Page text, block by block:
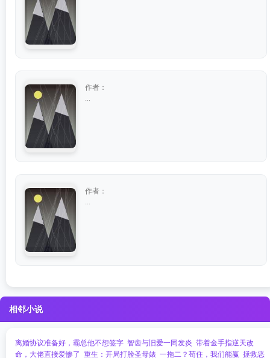
作者：
作者：
相邻小说
离婚协议准备好，霸总他不想签字 智齿与旧爱一同发炎 带着金手指逆天改
命，大佬直接爱惨了 重生：开局打脸圣母婊 一拖二？苟住，我们能赢 拯救恶